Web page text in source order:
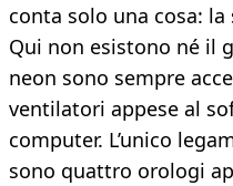
conta solo una cosa:
Qui non esistono né il
neon sono sempre
ventilatori appese al
computer. L’unico
sono quattro orologi